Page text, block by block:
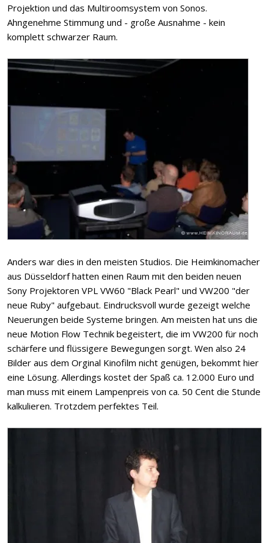
Projektion und das Multiroomsystem von Sonos.
Ahngenehme Stimmung und - große Ausnahme - kein
komplett schwarzer Raum.
Anders war dies in den meisten Studios. Die Heimkinomacher
aus Düsseldorf hatten einen Raum mit den beiden neuen
Sony Projektoren VPL VW60 "Black Pearl" und VW200 "der
neue Ruby" aufgebaut. Eindrucksvoll wurde gezeigt welche
Neuerungen beide Systeme bringen. Am meisten hat uns die
neue Motion Flow Technik begeistert, die im VW200 für noch
schärfere und flüssigere Bewegungen sorgt. Wen also 24
Bilder aus dem Orginal Kinofilm nicht genügen, bekommt hier
eine Lösung. Allerdings kostet der Spaß ca. 12.000 Euro und
man muss mit einem Lampenpreis von ca. 50 Cent die Stunde
kalkulieren. Trotzdem perfektes Teil.